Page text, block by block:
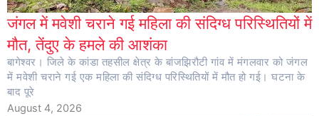
जंगल में मवेशी चराने गई महिला की संदिग्ध परिस्थितियों में
मौत, तेंदुए के हमले की आशंका
बागेश्वर। जिले के कांडा तहसील क्षेत्र के बांजझिरौटी गांव में मंगलवार को जंगल
में मवेशी चराने गई एक महिला की संदिग्ध परिस्थितियों में मौत हो गई। घटना के
बाद पूरे
August 4, 2026